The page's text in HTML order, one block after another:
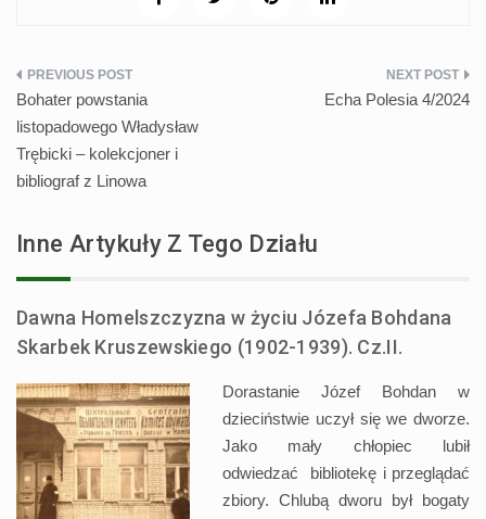
Nawigacja
wpisu
Bohater powstania
listopadowego Władysław
Trębicki – kolekcjoner i
bibliograf z Linowa
Echa Polesia 4/2024
Inne Artykuły Z Tego Działu
Dawna Homelszczyzna w życiu Józefa Bohdana
Skarbek Kruszewskiego (1902-1939). Cz.II.
Dorastanie Józef Bohdan w
dzieciństwie uczył się we dworze.
Jako mały chłopiec lubił
odwiedzać bibliotekę i przeglądać
zbiory. Chlubą dworu był bogaty